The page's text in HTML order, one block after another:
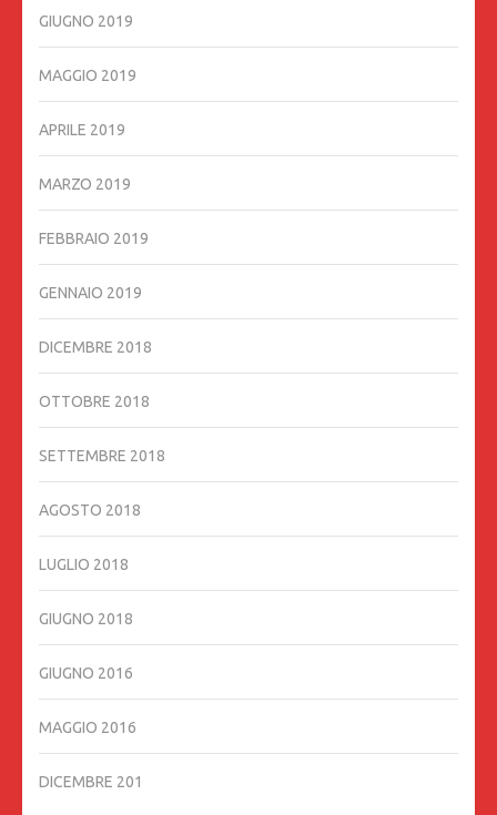
GIUGNO 2019
MAGGIO 2019
APRILE 2019
MARZO 2019
FEBBRAIO 2019
GENNAIO 2019
DICEMBRE 2018
OTTOBRE 2018
SETTEMBRE 2018
AGOSTO 2018
LUGLIO 2018
GIUGNO 2018
GIUGNO 2016
MAGGIO 2016
DICEMBRE 201